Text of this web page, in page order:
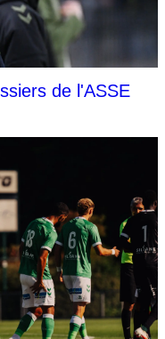
de l'ASSE